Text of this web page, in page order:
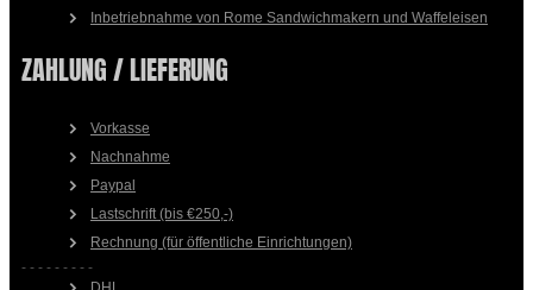
Inbetriebnahme von Rome Sandwichmakern und Waffeleisen
ZAHLUNG / LIEFERUNG
Vorkasse
Nachnahme
Paypal
Lastschrift (bis €250,-)
Rechnung (für öffentliche Einrichtungen)
- - - - - - - - -